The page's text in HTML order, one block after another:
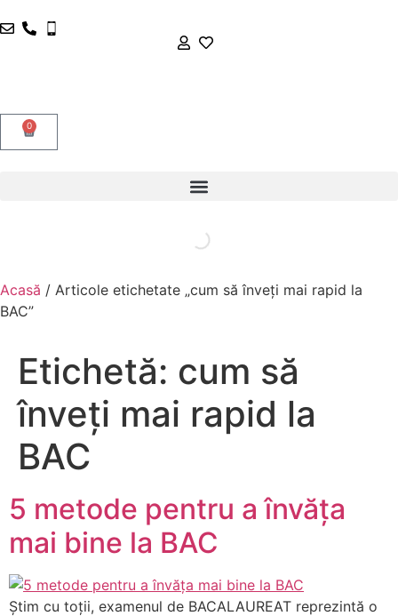
0
Acasă / Articole etichetate „cum să înveți mai rapid la
BAC”
Etichetă: cum să
înveți mai rapid la
BAC
5 metode pentru a învăța
mai bine la BAC
Știm cu toții, examenul de BACALAUREAT reprezintă o